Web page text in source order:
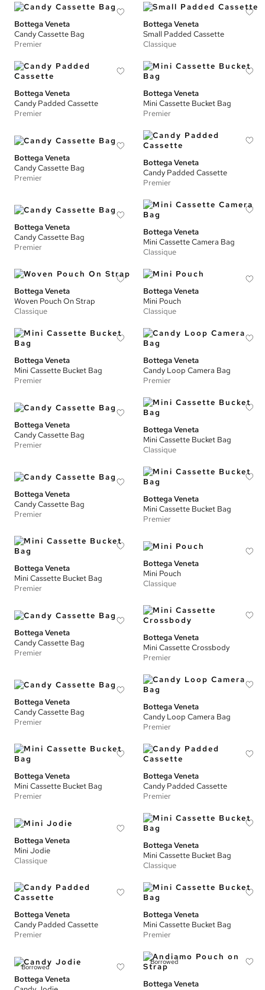
Bottega Veneta
Candy Cassette Bag
Premier
Bottega Veneta
Small Padded Cassette
Classique
Bottega Veneta
Candy Padded Cassette
Premier
Bottega Veneta
Mini Cassette Bucket Bag
Premier
Bottega Veneta
Candy Cassette Bag
Premier
Bottega Veneta
Candy Padded Cassette
Premier
Bottega Veneta
Candy Cassette Bag
Premier
Bottega Veneta
Mini Cassette Camera Bag
Classique
Bottega Veneta
Woven Pouch On Strap
Classique
Bottega Veneta
Mini Pouch
Classique
Bottega Veneta
Mini Cassette Bucket Bag
Premier
Bottega Veneta
Candy Loop Camera Bag
Premier
Bottega Veneta
Candy Cassette Bag
Premier
Bottega Veneta
Mini Cassette Bucket Bag
Classique
Bottega Veneta
Candy Cassette Bag
Premier
Bottega Veneta
Mini Cassette Bucket Bag
Premier
Bottega Veneta
Mini Cassette Bucket Bag
Premier
Bottega Veneta
Mini Pouch
Classique
Bottega Veneta
Candy Cassette Bag
Premier
Bottega Veneta
Mini Cassette Crossbody
Premier
Bottega Veneta
Candy Cassette Bag
Premier
Bottega Veneta
Candy Loop Camera Bag
Premier
Bottega Veneta
Mini Cassette Bucket Bag
Premier
Bottega Veneta
Candy Padded Cassette
Premier
Bottega Veneta
Mini Jodie
Classique
Bottega Veneta
Mini Cassette Bucket Bag
Classique
Bottega Veneta
Candy Padded Cassette
Premier
Bottega Veneta
Mini Cassette Bucket Bag
Premier
Borrowed
Bottega Veneta
Borrowed
Bottega Veneta